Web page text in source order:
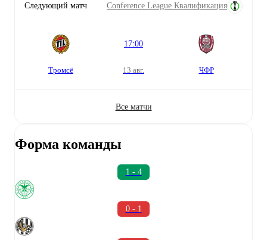
Следующий матч Conference League Квалификация
Тромсё
17:00
13 авг. ЧФР
Все матчи
Форма команды
1 - 4
0 - 1